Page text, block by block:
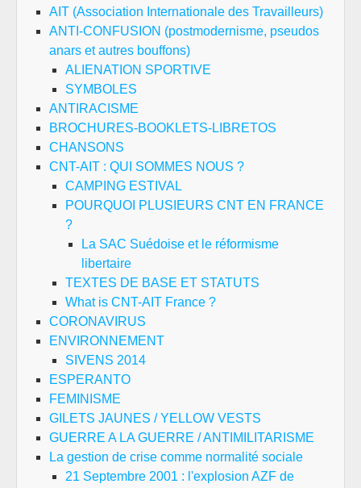
AIT (Association Internationale des Travailleurs)
ANTI-CONFUSION (postmodernisme, pseudos
anars et autres bouffons)
ALIENATION SPORTIVE
SYMBOLES
ANTIRACISME
BROCHURES-BOOKLETS-LIBRETOS
CHANSONS
CNT-AIT : QUI SOMMES NOUS ?
CAMPING ESTIVAL
POURQUOI PLUSIEURS CNT EN FRANCE
?
La SAC Suédoise et le réformisme
libertaire
TEXTES DE BASE ET STATUTS
What is CNT-AIT France ?
CORONAVIRUS
ENVIRONNEMENT
SIVENS 2014
ESPERANTO
FEMINISME
GILETS JAUNES / YELLOW VESTS
GUERRE A LA GUERRE / ANTIMILITARISME
La gestion de crise comme normalité sociale
21 Septembre 2001 : l'explosion AZF de